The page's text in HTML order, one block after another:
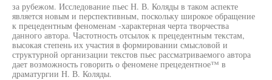
за рубежом. Исследование пьес Н. В. Коляды в таком аспекте
является новым и перспективным, поскольку широкое обращение
к прецедентным феноменам -характерная черта творчества
данного автора. Частотность отсылок к прецедентным текстам,
высокая степень их участия в формировании смысловой и
структурной организации текстов пьес рассматриваемого автора
дает возможность говорить о феномене прецедентное™ в
драматургии Н. В. Коляды.